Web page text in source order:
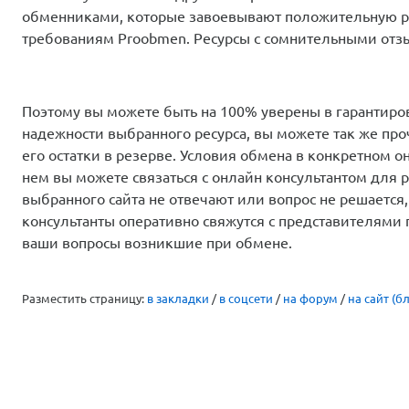
обменниками, которые завоевывают положительную
требованиям Proobmen. Ресурсы с сомнительными
Поэтому вы можете быть на 100% уверены в
надежности выбранного ресурса, вы можете так же
его остатки в резерве. Условия обмена в конкретном
нем вы можете связаться с онлайн консультантом
выбранного сайта не отвечают или вопрос не
консультанты оперативно свяжутся с
ваши вопросы возникшие при обмене.
Разместить страницу: в закладки / в соцсети / на форум / на сайт